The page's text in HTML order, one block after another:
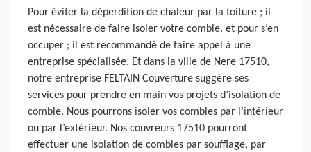
Pour éviter la déperdition de chaleur par la toiture ; il
est nécessaire de faire isoler votre comble, et pour s’en
occuper ; il est recommandé de faire appel à une
entreprise spécialisée. Et dans la ville de Nere 17510,
notre entreprise FELTAIN Couverture suggère ses
services pour prendre en main vos projets d’isolation de
comble. Nous pourrons isoler vos combles par l’intérieur
ou par l’extérieur. Nos couvreurs 17510 pourront
effectuer une isolation de combles par soufflage, par